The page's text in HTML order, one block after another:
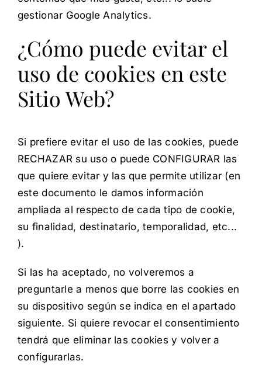
gestionar Google Analytics.
¿Cómo puede evitar el
uso de cookies en este
Sitio Web?
Si prefiere evitar el uso de las cookies, puede
RECHAZAR su uso o puede CONFIGURAR las
que quiere evitar y las que permite utilizar (en
este documento le damos información
ampliada al respecto de cada tipo de cookie,
su finalidad, destinatario, temporalidad, etc...
).
Si las ha aceptado, no volveremos a
preguntarle a menos que borre las cookies en
su dispositivo según se indica en el apartado
siguiente. Si quiere revocar el consentimiento
tendrá que eliminar las cookies y volver a
configurarlas.